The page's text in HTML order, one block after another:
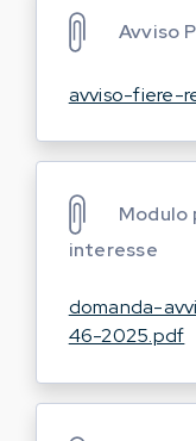
Avviso
avviso-fiere-
Modulo
interesse
domanda-
46-2025.pdf